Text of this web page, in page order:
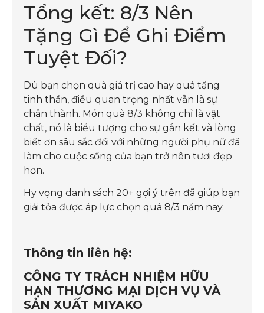
Tổng kết: 8/3 Nên
Tặng Gì Để Ghi Điểm
Tuyệt Đối?
Dù bạn chọn quà giá trị cao hay quà tặng
tinh thần, điều quan trọng nhất vẫn là sự
chân thành. Món quà 8/3 không chỉ là vật
chất, nó là biểu tượng cho sự gắn kết và lòng
biết ơn sâu sắc đối với những người phụ nữ đã
làm cho cuộc sống của bạn trở nên tươi đẹp
hơn.
Hy vọng danh sách 20+ gợi ý trên đã giúp bạn
giải tỏa được áp lực chọn quà 8/3 năm nay.
Thông tin liên hệ:
CÔNG TY TRÁCH NHIỆM HỮU
HẠN THƯƠNG MẠI DỊCH VỤ VÀ
SẢN XUẤT MIYAKO